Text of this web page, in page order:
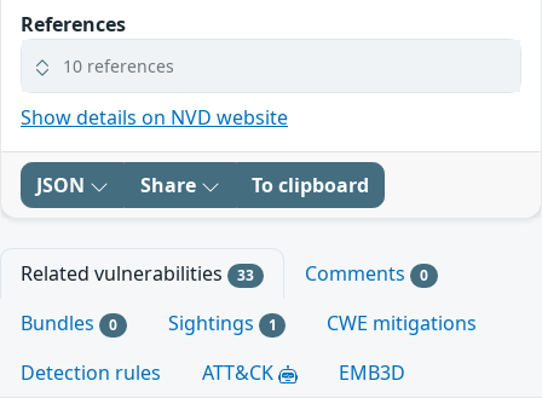
References
10 references
Show details on NVD website
JSON Share To clipboard
Related vulnerabilities 33 Comments 0
Bundles 0 Sightings 1
CWE mitigations
Detection rules
ATT&CK EMB3D